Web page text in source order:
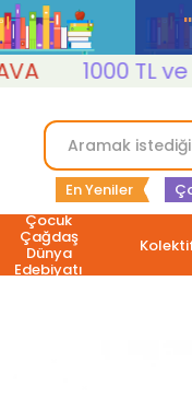
1000 TL ve
En Yeniler
Çocuk
Çağdaş
Dünya
Edebiyatı